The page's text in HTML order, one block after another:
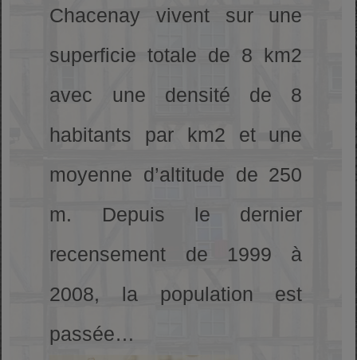
Chacenay vivent sur une
superficie totale de 8 km2
avec une densité de 8
habitants par km2 et une
moyenne d’altitude de 250
m. Depuis le dernier
recensement de 1999 à
2008, la population est
passée…